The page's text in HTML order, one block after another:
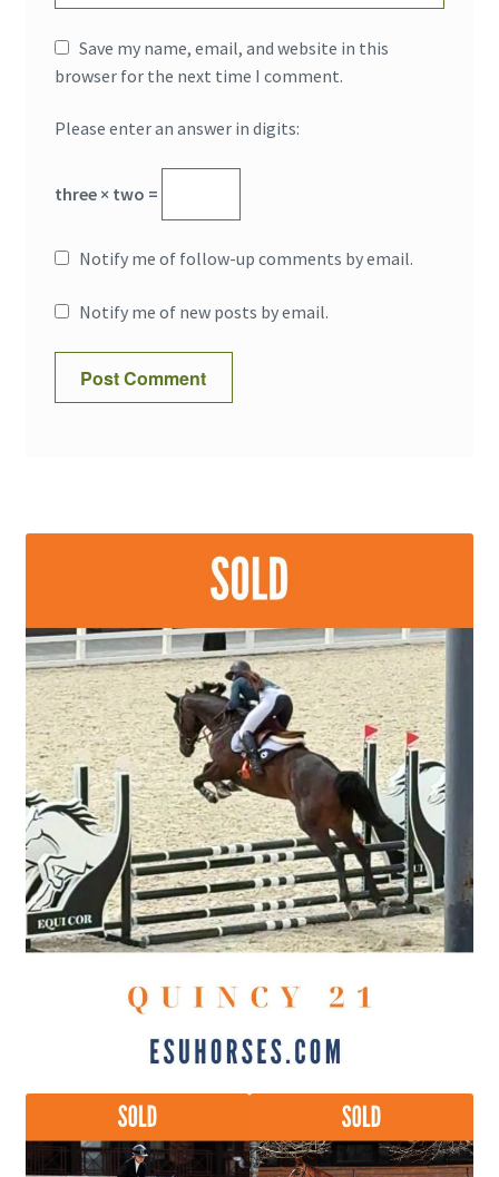
Save my name, email, and website in this
browser for the next time I comment.
Please enter an answer in digits:
three × two =
Notify me of follow-up comments by email.
Notify me of new posts by email.